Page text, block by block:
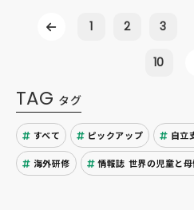
1 2 3
10
TAG タグ
すべて ピックアップ 自立
海外研修 情報誌 世界の児童と母